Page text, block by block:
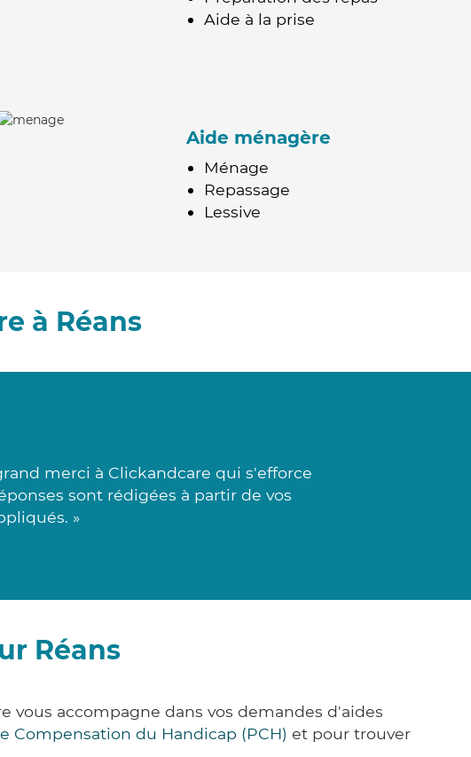
Aide à la prise
Aide ménagère
Ménage
Repassage
Lessive
à Réans
merci à Clickandcare qui s'efforce
sont rédigées à partir de vos
»
Réans
vous accompagne dans vos demandes d'aides
Compensation du Handicap (PCH) et pour trouver